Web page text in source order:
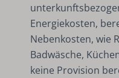
Energiekosten,
Nebenkosten, wie
Badwäsche,
keine Provision